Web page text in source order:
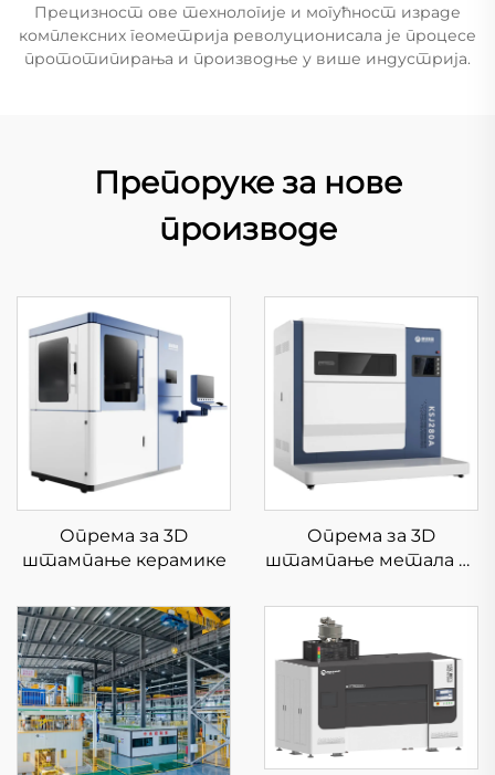
Прецизност ове технологије и могућност израде
комплексних геометрија револуционисала је процесе
прототипирања и производње у више индустрија.
Препоруке за нове
производе
Опрема за 3D
штампање керамике
Опрема за 3D
штампање метала са
KS281MS